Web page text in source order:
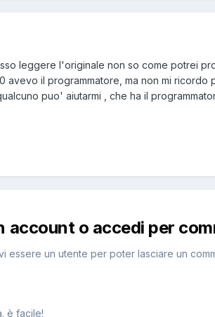
leggere l'originale non so come potrei
il programmatore, ma non mi ricordo
puo' aiutarmi , che ha il
account o accedi per
essere un utente per poter lasciare un
è facile!